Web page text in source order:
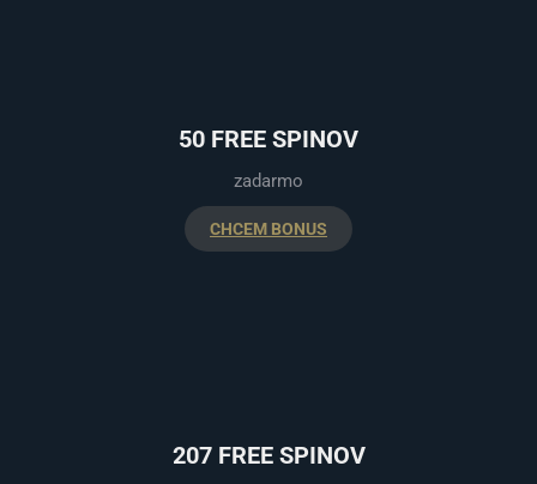
50 FREE SPINOV
zadarmo
CHCEM BONUS
207 FREE SPINOV